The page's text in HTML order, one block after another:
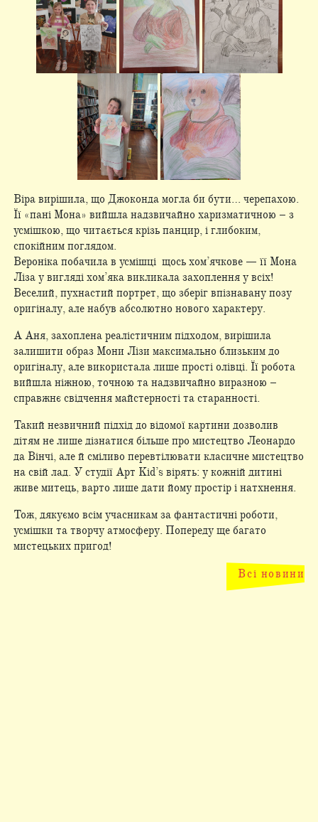
Віра вирішила, що Джоконда могла би бути… черепахою.
Її «пані Мона» вийшла надзвичайно харизматичною – з
усмішкою, що читається крізь панцир, і глибоким,
спокійним поглядом.
Вероніка побачила в усмішці щось хом’ячкове — її Мона
Ліза у вигляді хом’яка викликала захоплення у всіх!
Веселий, пухнастий портрет, що зберіг впізнавану позу
оригіналу, але набув абсолютно нового характеру.
А Аня, захоплена реалістичним підходом, вирішила
залишити образ Мони Лізи максимально близьким до
оригіналу, але використала лише прості олівці. Її робота
вийшла ніжною, точною та надзвичайно виразною –
справжнє свідчення майстерності та старанності.
Такий незвичний підхід до відомої картини дозволив
дітям не лише дізнатися більше про мистецтво Леонардо
да Вінчі, але й сміливо перевтілювати класичне мистецтво
на свій лад. У студії Арт Kid’s вірять: у кожній дитині
живе митець, варто лише дати йому простір і натхнення.
Тож, дякуємо всім учасникам за фантастичні роботи,
усмішки та творчу атмосферу. Попереду ще багато
мистецьких пригод!
Всі новини